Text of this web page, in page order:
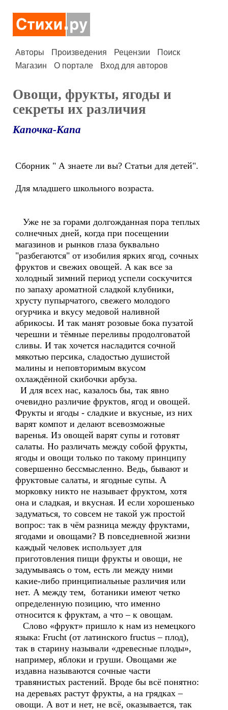
Авторы Произведения Рецензии
Поиск
Магазин
О портале Вход для авторов
Овощи, фрукты, ягоды и
секреты их различия
Капочка-Капа
Сборник " А знаете ли вы? Статьи для детей".
Для младшего школьного возраста.
Уже не за горами долгожданная пора теплых
солнечных дней, когда при посещении
магазинов и рынков глаза буквально
"разбегаются" от изобилия ярких ягод, сочных
фруктов и свежих овощей. А как все за
холодный зимний период успели соскучится
по запаху ароматной сладкой клубники,
хрусту пупырчатого, свежего молодого
огурчика и вкусу медовой наливной
абрикосы. И так манят розовые бока пузатой
черешни и тёмные переливы продолговатой
сливы. И так хочется насладится сочной
мякотью персика, сладостью душистой
малины и неповторимым вкусом
охлаждённой скибочки арбуза.
И для всех нас, казалось бы, так явно
очевидно различие фруктов, ягод и овощей.
Фрукты и ягоды - сладкие и вкусные, из них
варят компот и делают всевозможные
варенья. Из овощей варят супы и готовят
салаты. Но различать между собой фрукты,
ягоды и овощи только по такому принципу
совершенно бессмысленно. Ведь, бывают и
фруктовые салаты, и ягодные супы. А
морковку никто не называет фруктом, хотя
она и сладкая, и вкусная. И если хорошенько
задуматься, то совсем не такой уж простой
вопрос: так в чём разница между фруктами,
ягодами и овощами? В повседневной жизни
каждый человек использует для
приготовления пищи фрукты и овощи, не
задумываясь о том, есть ли между ними
какие-либо принципиальные различия или
нет. А между тем, ботаники имеют четко
определенную позицию, что именно
относится к фруктам, а что – к овощам.
Слово «фрукт» пришло к нам из немецкого
языка: Frucht (от латинского fructus – плод),
так в старину называли «древесные плоды»,
например, яблоки и груши. Овощами же
издавна называются сочные части
травянистых растений. Вроде бы всё понятно:
на деревьях растут фрукты, а на грядках –
овощи. А вот и нет, не всё, оказывается, так